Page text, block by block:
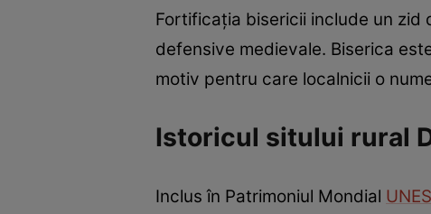
Fortificația bisericii include un zid
defensive medievale. Biserica
motiv pentru care localnicii o
Istoricul sitului rural
Inclus în Patrimoniul Mondial